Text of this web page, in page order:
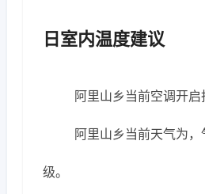
日室内温度建议
阿里山乡当前空调开启
阿里山乡当前天气为
级。